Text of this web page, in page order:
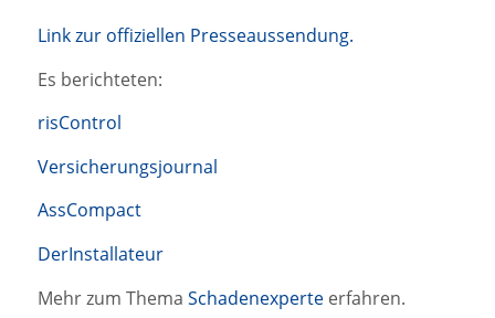
Link zur offiziellen Presseaussendung.
Es berichteten:
risControl
Versicherungsjournal
AssCompact
DerInstallateur
Mehr zum Thema Schadenexperteerfahren.